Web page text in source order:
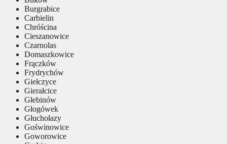
Burgrabice
Carbielin
Chróścina
Cieszanowice
Czarnolas
Domaszkowice
Frączków
Frydrychów
Giełczyce
Gierałcice
Głebinów
Głogówek
Głuchołazy
Goświnowice
Goworowice